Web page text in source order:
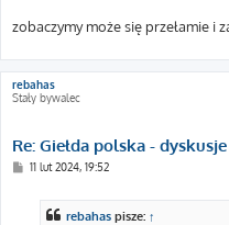
zobaczymy może się przełamie i
rebahas
Stały bywalec
Re: Giełda polska - dyskusje
P11 lut 2024, 19:52
rebahas pisze: ↑